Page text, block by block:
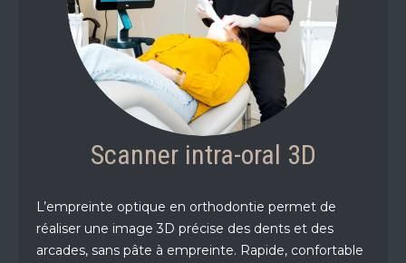
Technologies
Accès
Scanner intra-oral 3D
L’empreinte optique en orthodontie permet de
réaliser une image 3D précise des dents et des
arcades, sans pâte à empreinte. Rapide, confortable